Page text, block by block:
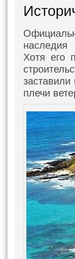
наследия
Хотя его
плечи